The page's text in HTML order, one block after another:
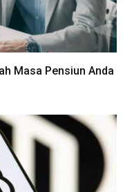
Masa Pensiun Anda